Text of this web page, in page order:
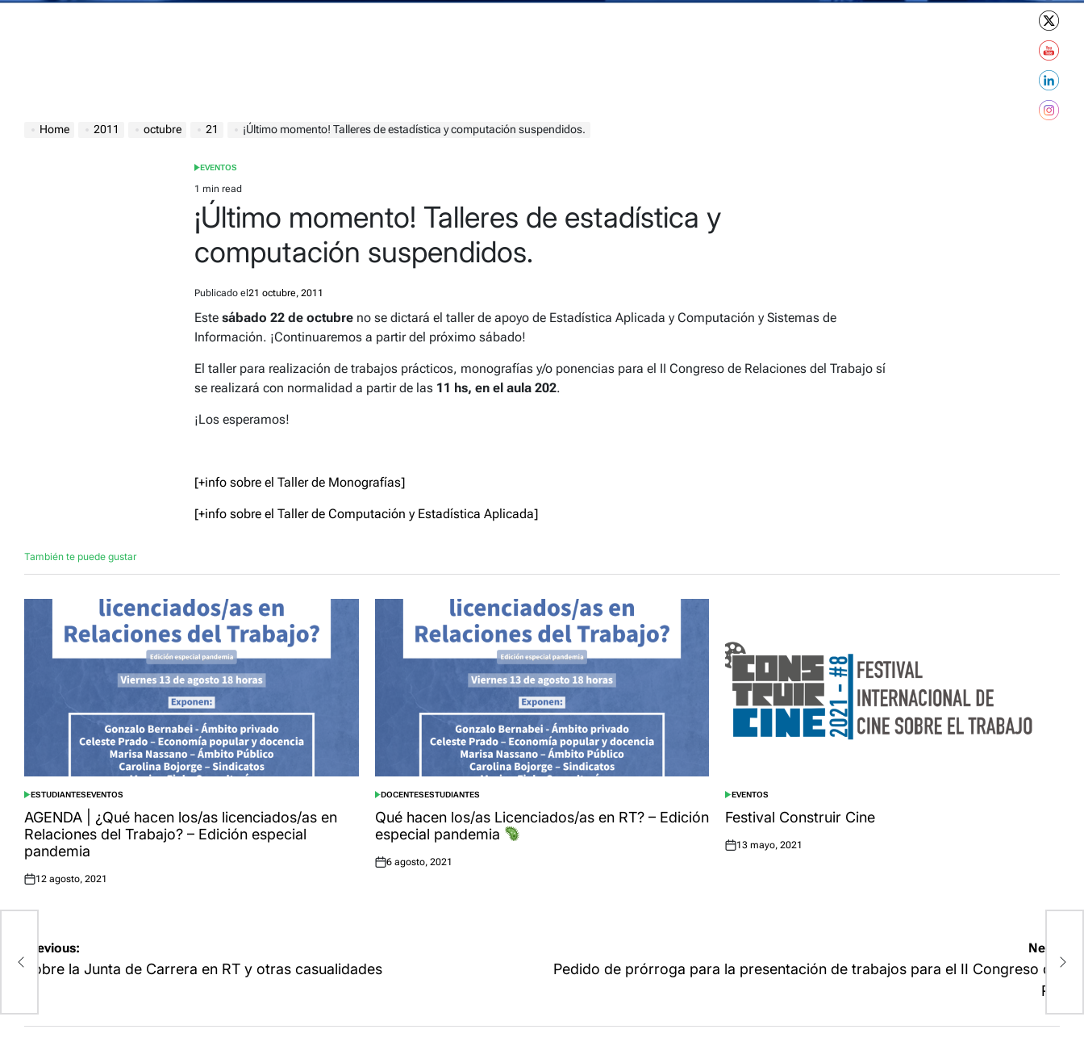
Home 2011 octubre 21 ¡Último momento! Talleres de estadística y computación suspendidos.
POSTED
IN
EVENTOS
Estimated
read
time
1 min read
¡Último momento! Talleres de estadística y
computación suspendidos.
Publicado el 21 octubre, 2011
Estesábado 22 de octubreno se dictará el taller de apoyo de Estadística Aplicada y Computación y Sistemas de
Información. ¡Continuaremos a partir del próximo sábado!
El taller para realización de trabajos prácticos, monografías y/o ponencias para el II Congreso de Relaciones del Trabajo sí
se realizará con normalidad a partir de las 11 hs, en el aula 202.
¡Los esperamos!
[+info sobre el Taller de Monografías]
[+info sobre el Taller de Computación y Estadística Aplicada]
También te puede gustar
POSTED
IN
ESTUDIANTESEVENTOS
AGENDA | ¿Qué hacen los/as licenciados/as en
Relaciones del Trabajo? – Edición especial
pandemia
Posted
12 agosto, 2021
POSTED
IN
DOCENTESESTUDIANTES
Qué hacen los/as Licenciados/as en RT? – Edición
especial pandemia
Posted
6 agosto, 2021
POSTED
IN
EVENTOS
Festival Construir Cine
Posted
13 mayo, 2021
Navegación
de
Previous:
Sobre la Junta de Carrera en RT y otras casualidades
Next:
Pedido de prórroga para la presentación de trabajos para el II Congreso de
RT